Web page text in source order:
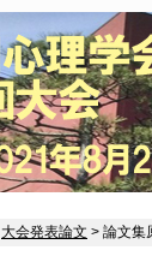
大会発表論文 > 論文集